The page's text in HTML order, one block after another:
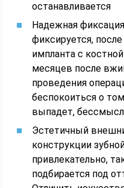
останавливается
Надежная
фиксируется,
импланта с
месяцев после
проведения
беспокоиться о
выпадет,
Эстетичный
конструкции
привлекательно,
подбирается под